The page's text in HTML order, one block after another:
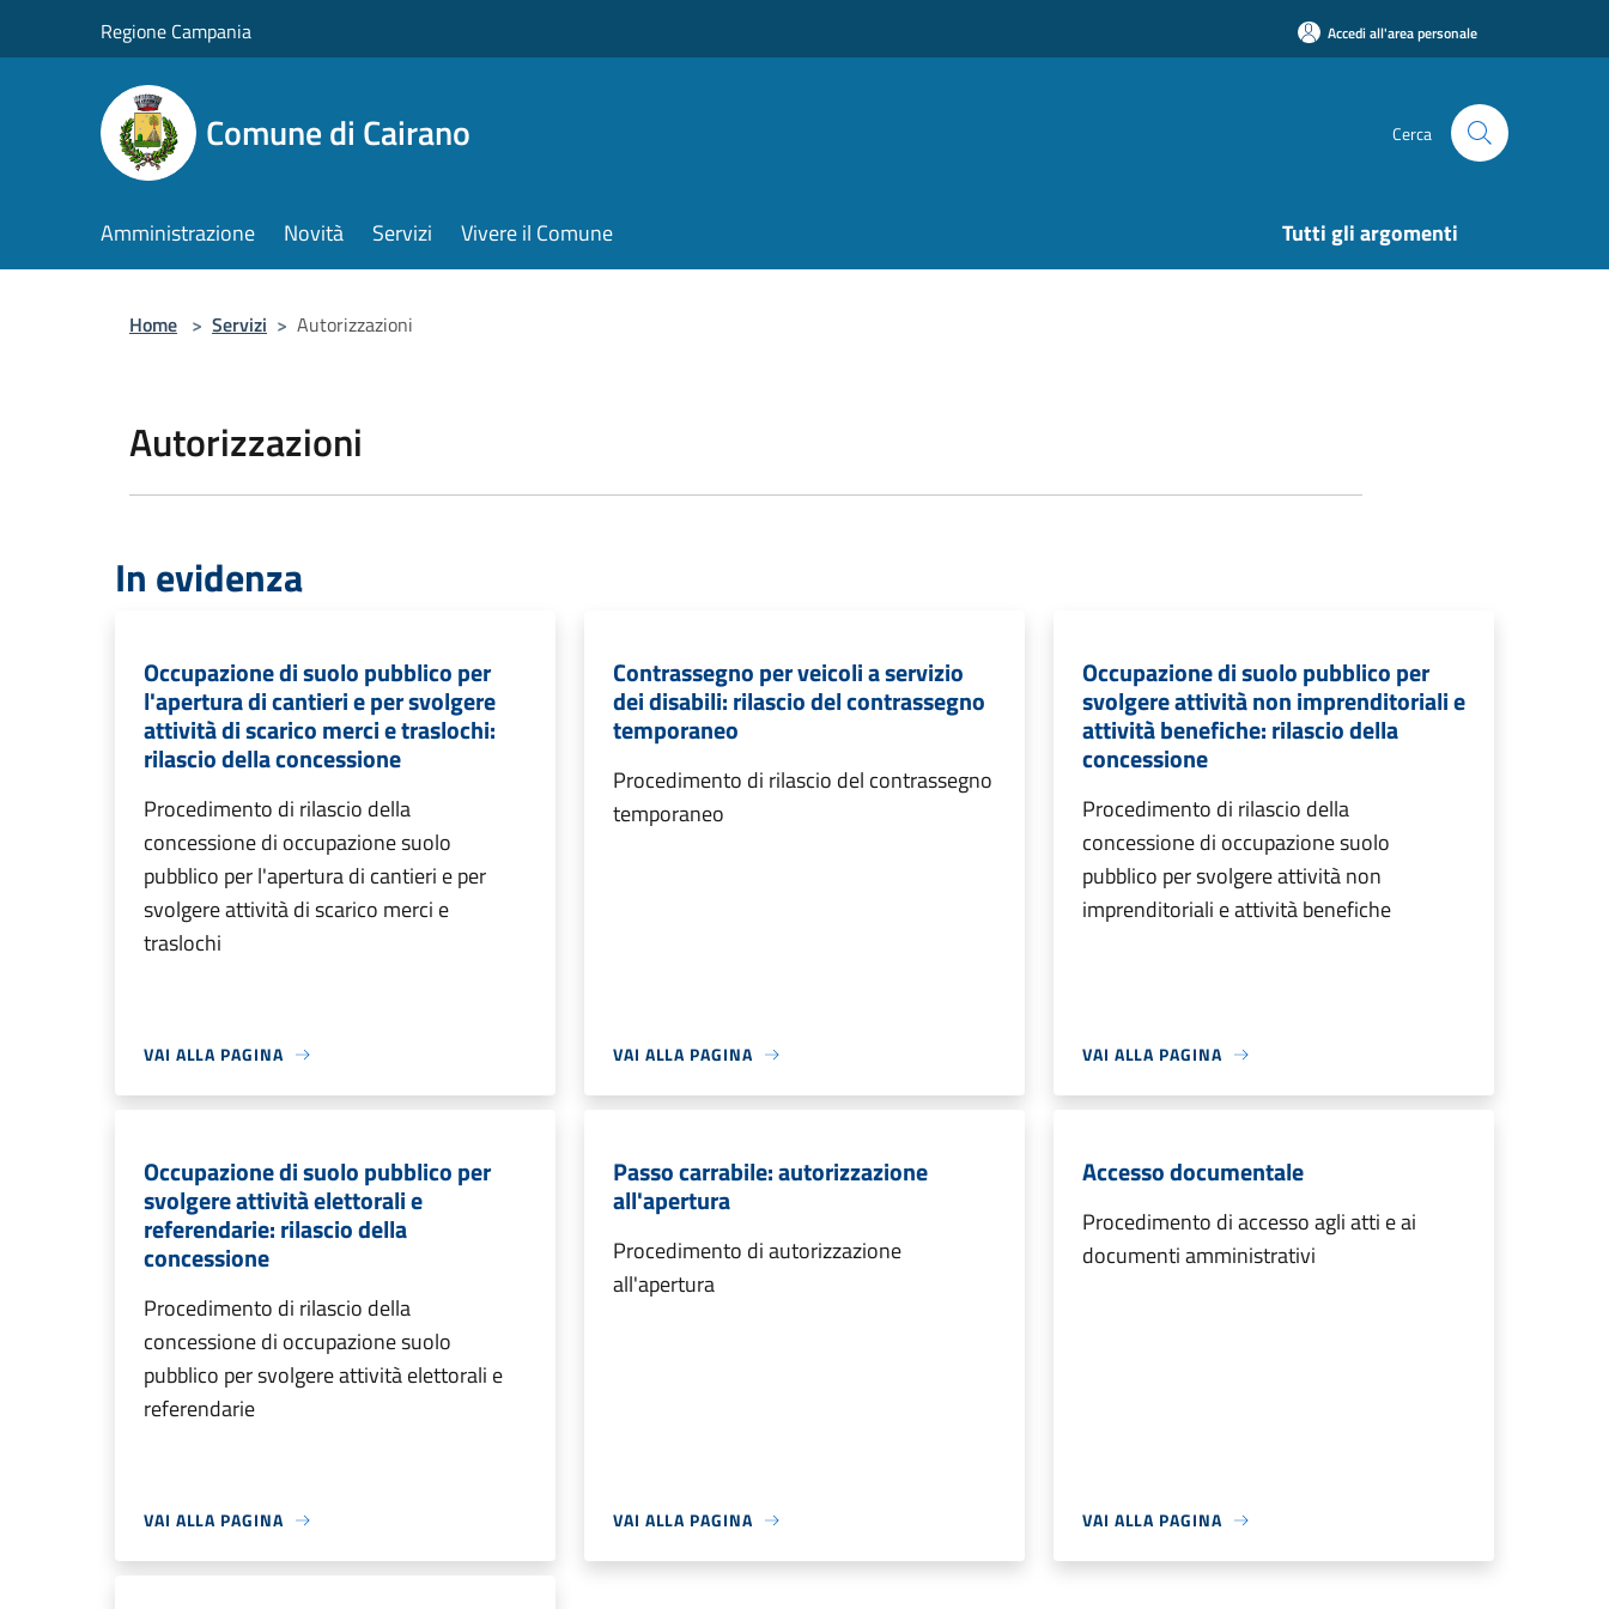
Regione Campania Accedi all'area personale
Comune di Cairano Cerca
Amministrazione Novità Servizi Vivere il Comune Tutti gli argomenti
Home > Servizi > Autorizzazioni
Autorizzazioni
In evidenza
Occupazione di suolo pubblico per
l'apertura di cantieri e per svolgere
attività di scarico merci e traslochi:
rilascio della concessione
Procedimento di rilascio della
concessione di occupazione suolo
pubblico per l'apertura di cantieri e per
svolgere attività di scarico merci e
traslochi
VAI ALLA PAGINA
Contrassegno per veicoli a servizio
dei disabili: rilascio del contrassegno
temporaneo
Procedimento di rilascio del contrassegno
temporaneo
VAI ALLA PAGINA
Occupazione di suolo pubblico per
svolgere attività non imprenditoriali e
attività benefiche: rilascio della
concessione
Procedimento di rilascio della
concessione di occupazione suolo
pubblico per svolgere attività non
imprenditoriali e attività benefiche
VAI ALLA PAGINA
Occupazione di suolo pubblico per
svolgere attività elettorali e
referendarie: rilascio della
concessione
Procedimento di rilascio della
concessione di occupazione suolo
pubblico per svolgere attività elettorali e
referendarie
VAI ALLA PAGINA
Passo carrabile: autorizzazione
all'apertura
Procedimento di autorizzazione
all'apertura
VAI ALLA PAGINA
Accesso documentale
Procedimento di accesso agli atti e ai
documenti amministrativi
VAI ALLA PAGINA